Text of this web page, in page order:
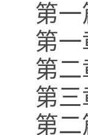
第
第一
第二
第三
第